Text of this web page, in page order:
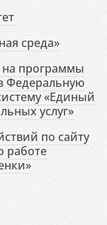
среда»
программы
Федеральную
«Единый
услуг»
по сайту
работе